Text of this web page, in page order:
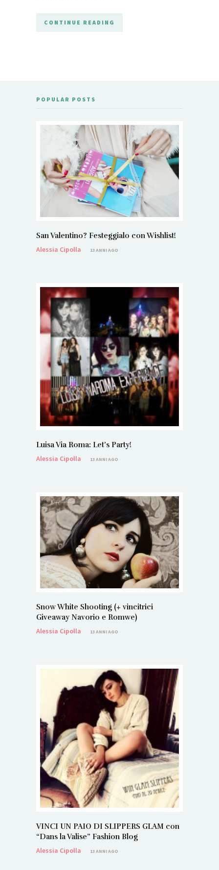
CONTINUE READING
POPULAR POSTS
San Valentino? Festeggialo con Wishlist!
Alessia Cipolla
13 ANNI AGO
Luisa Via Roma: Let’s Party!
Alessia Cipolla
13 ANNI AGO
Snow White Shooting (+ vincitrici
Giveaway Navorio e Romwe)
Alessia Cipolla
13 ANNI AGO
VINCI UN PAIO DI SLIPPERS GLAM con
“Dans la Valise” Fashion Blog
Alessia Cipolla
13 ANNI AGO